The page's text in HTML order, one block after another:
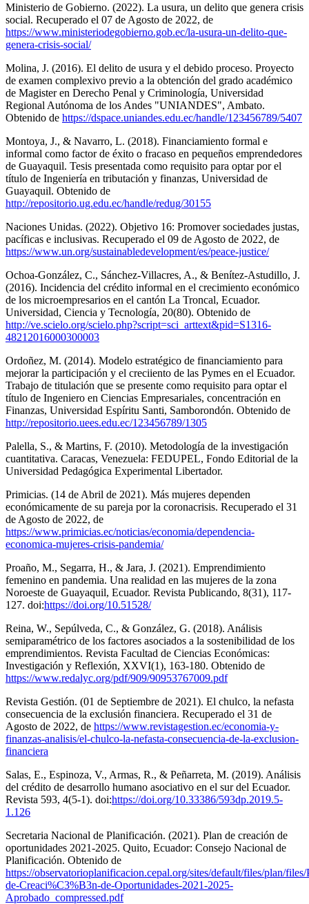
Ministerio de Gobierno. (2022). La usura, un delito que genera crisis
social. Recuperado el 07 de Agosto de 2022, de
https://www.ministeriodegobierno.gob.ec/la-usura-un-delito-que-
genera-crisis-social/
Molina, J. (2016). El delito de usura y el debido proceso. Proyecto
de examen complexivo previo a la obtención del grado académico
de Magister en Derecho Penal y Criminología, Universidad
Regional Autónoma de los Andes "UNIANDES", Ambato.
Obtenido de https://dspace.uniandes.edu.ec/handle/123456789/5407
Montoya, J., & Navarro, L. (2018). Financiamiento formal e
informal como factor de éxito o fracaso en pequeños emprendedores
de Guayaquil. Tesis presentada como requisito para optar por el
título de Ingeniería en tributación y finanzas, Universidad de
Guayaquil. Obtenido de
http://repositorio.ug.edu.ec/handle/redug/30155
Naciones Unidas. (2022). Objetivo 16: Promover sociedades justas,
pacíficas e inclusivas. Recuperado el 09 de Agosto de 2022, de
https://www.un.org/sustainabledevelopment/es/peace-justice/
Ochoa-González, C., Sánchez-Villacres, A., & Benítez-Astudillo, J.
(2016). Incidencia del crédito informal en el crecimiento económico
de los microempresarios en el cantón La Troncal, Ecuador.
Universidad, Ciencia y Tecnología, 20(80). Obtenido de
http://ve.scielo.org/scielo.php?script=sci_arttext&pid=S1316-
48212016000300003
Ordoñez, M. (2014). Modelo estratégico de financiamiento para
mejorar la participación y el creciiento de las Pymes en el Ecuador.
Trabajo de titulación que se presente como requisito para optar el
título de Ingeniero en Ciencias Empresariales, concentración en
Finanzas, Universidad Espíritu Santi, Samborondón. Obtenido de
http://repositorio.uees.edu.ec/123456789/1305
Palella, S., & Martins, F. (2010). Metodología de la investigación
cuantitativa. Caracas, Venezuela: FEDUPEL, Fondo Editorial de la
Universidad Pedagógica Experimental Libertador.
Primicias. (14 de Abril de 2021). Más mujeres dependen
económicamente de su pareja por la coronacrisis. Recuperado el 31
de Agosto de 2022, de
https://www.primicias.ec/noticias/economia/dependencia-
economica-mujeres-crisis-pandemia/
Proaño, M., Segarra, H., & Jara, J. (2021). Emprendimiento
femenino en pandemia. Una realidad en las mujeres de la zona
Noroeste de Guayaquil, Ecuador. Revista Publicando, 8(31), 117-
127. doi:https://doi.org/10.51528/
Reina, W., Sepúlveda, C., & González, G. (2018). Análisis
semiparamétrico de los factores asociados a la sostenibilidad de los
emprendimientos. Revista Facultad de Ciencias Económicas:
Investigación y Reflexión, XXVI(1), 163-180. Obtenido de
https://www.redalyc.org/pdf/909/90953767009.pdf
Revista Gestión. (01 de Septiembre de 2021). El chulco, la nefasta
consecuencia de la exclusión financiera. Recuperado el 31 de
Agosto de 2022, de https://www.revistagestion.ec/economia-y-
finanzas-analisis/el-chulco-la-nefasta-consecuencia-de-la-exclusion-
financiera
Salas, E., Espinoza, V., Armas, R., & Peñarreta, M. (2019). Análisis
del crédito de desarrollo humano asociativo en el sur del Ecuador.
Revista 593, 4(5-1). doi:https://doi.org/10.33386/593dp.2019.5-
1.126
Secretaria Nacional de Planificación. (2021). Plan de creación de
oportunidades 2021-2025. Quito, Ecuador: Consejo Nacional de
Planificación. Obtenido de
https://observatorioplanificacion.cepal.org/sites/default/files/plan/files/
de-Creaci%C3%B3n-de-Oportunidades-2021-2025-
Aprobado_compressed.pdf